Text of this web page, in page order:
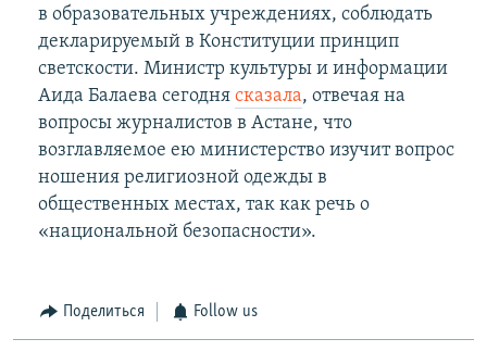
в образовательных учреждениях, соблюдать
декларируемый в Конституции принцип
светскости. Министр культуры и информации
Аида Балаева сегодня сказала, отвечая на
вопросы журналистов в Астане, что
возглавляемое ею министерство изучит вопрос
ношения религиозной одежды в
общественных местах, так как речь о
«национальной безопасности».
Поделиться Follow us